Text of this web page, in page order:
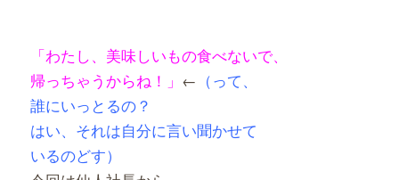
「わたし、美味しいもの食べないで、
帰っちゃうからね！」 ← （って、
誰にいっとるの？
はい、それは自分に言い聞かせて
いるのどす）